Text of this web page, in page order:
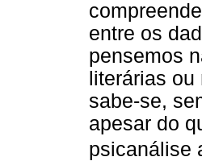
entre os
pensemos
literárias ou
sabe-se,
apesar do